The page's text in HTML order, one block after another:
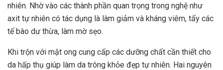
nhiên. Nhờ vào các thành phần quan trọng trong nghệ như
axit tự nhiên có tác dụng là làm giảm và kháng viêm, tẩy các
tế bào dư thừa, làm mờ sẹo.
Khi trộn với mật ong cung cấp các dưỡng chất cần thiết cho
da hấp thụ giúp làm da trông khỏe đẹp tự nhiên. Hai nguyên